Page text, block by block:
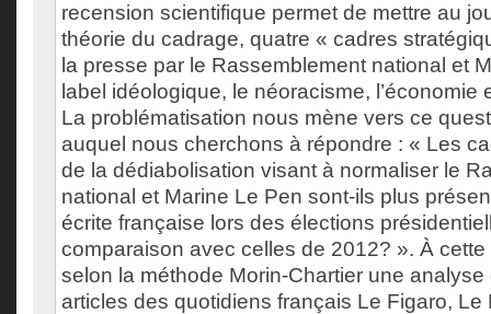
recension scientifique permet de mettre au
théorie du cadrage, quatre « cadres
la presse par le Rassemblement national et
label idéologique, le néoracisme, l’économie
La problématisation nous mène vers ce
auquel nous cherchons à répondre : « Les
de la dédiabolisation visant à normaliser le
national et Marine Le Pen sont-ils plus
écrite française lors des élections
comparaison avec celles de 2012? ». À
selon la méthode Morin-Chartier une
articles des quotidiens français Le Figaro,